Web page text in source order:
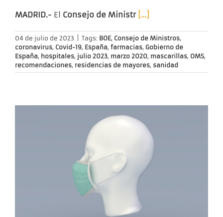
MADRID.- El Consejo de Ministr […]
04 de julio de 2023 Tags: BOE, Consejo de Ministros,
coronavirus, Covid-19, España, farmacias, Gobierno de
España, hospitales, julio 2023, marzo 2020, mascarillas, OMS,
recomendaciones, residencias de mayores, sanidad